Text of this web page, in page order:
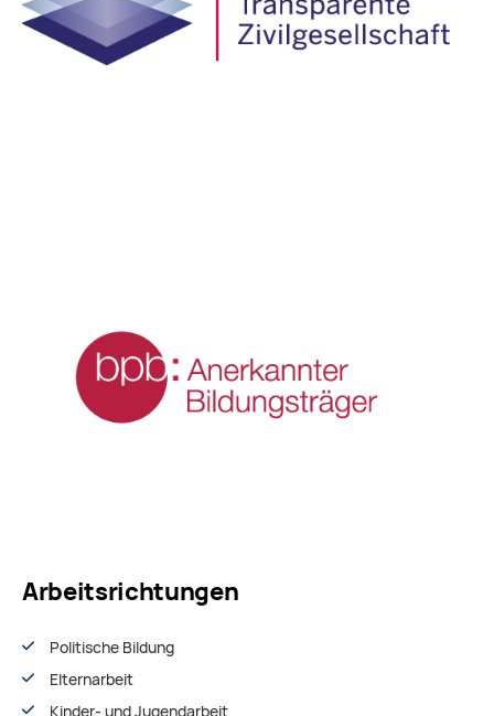
Arbeitsrichtungen
Politische Bildung
Elternarbeit
Kinder- und Jugendarbeit